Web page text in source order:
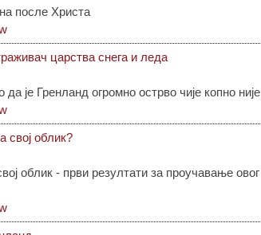
после Христа
царства снега и леда
је Гренланд огромно острво чије копно
облик?
облик - први резултати за проучавање